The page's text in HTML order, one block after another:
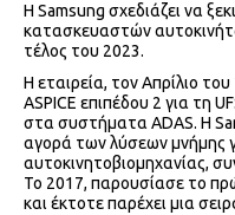
Η Samsung σχεδιάζει να
κατασκευαστών
τέλος του 2023.
Η εταιρεία, τον Απρίλιο
ASPICE επιπέδου 2 για τη
στα συστήματα ADAS. Η
αγορά των λύσεων μνήμης
αυτοκινητοβιομηχανίας,
Το 2017, παρουσίασε το
και έκτοτε παρέχει μια